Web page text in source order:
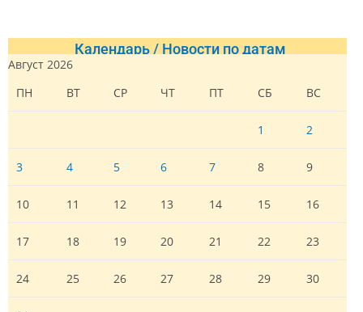
Календарь / Новости по датам
Август 2026
ПН
ВТ СР ЧТ ПТ СБ ВС
1 2
3 4 5 6 7 8 9
10 11 12 13 14 15 16
17 18 19 20 21 22 23
24 25 26 27 28 29 30